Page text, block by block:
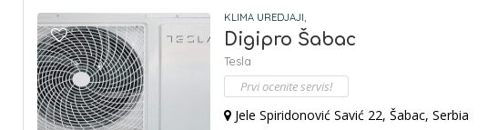
KLIMA UREDJAJI,
Digipro Šabac
Tesla
Prvi ocenite servis!
Jele Spiridonović Savić 22, Šabac, Serbia